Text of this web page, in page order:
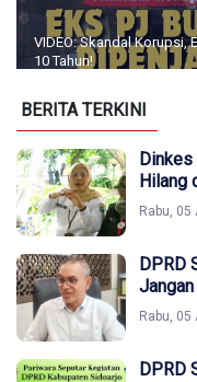
VIDEO: Skandal Korupsi,
10 Tahun!
BERITA TERKINI
Dinkes
Hilang
Rabu, 05
DPRD
Rabu, 05
DPRD